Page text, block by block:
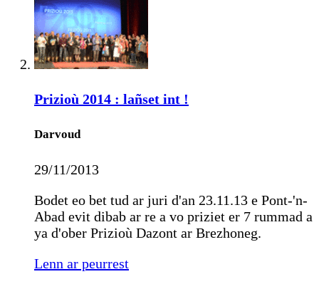
Prizioù 2014 : lañset int !
Darvoud
29/11/2013
Bodet eo bet tud ar juri d'an 23.11.13 e Pont-'n-
Abad evit dibab ar re a vo priziet er 7 rummad a
ya d'ober Prizioù Dazont ar Brezhoneg.
Lenn ar peurrest